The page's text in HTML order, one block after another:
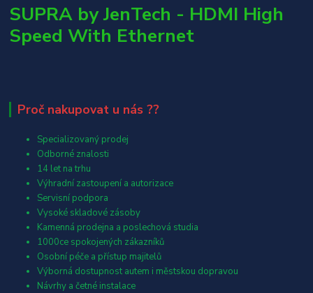
SUPRA by JenTech - HDMI High
Speed With Ethernet
Proč nakupovat u nás ??
Specializovaný prodej
Odborné znalosti
14 let na trhu
Výhradní zastoupení a autorizace
Servisní podpora
Vysoké skladové zásoby
Kamenná prodejna a poslechová studia
1000ce spokojených zákazníků
Osobní péče a přístup majitelů
Výborná dostupnost autem i městskou dopravou
Návrhy a četné instalace